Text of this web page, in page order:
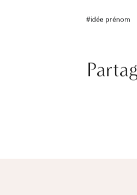
#idée prénom